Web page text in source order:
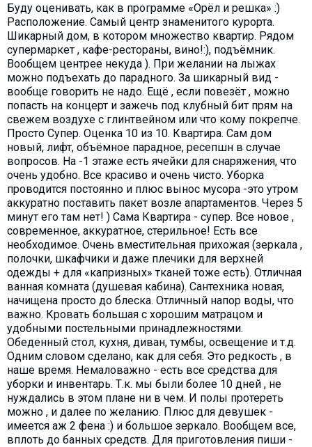
Буду оценивать, как в программе «Орёл и решка» :)
Расположение. Самый центр знаменитого курорта.
Шикарный дом, в котором множество квартир. Рядом
супермаркет , кафе-рестораны, вино!:), подъёмник.
Вообщем центрее некуда ). При желании на лыжах
можно подъехать до парадного. За шикарный вид -
вообще говорить не надо. Ещё , если повезёт , можно
попасть на концерт и зажечь под клубный бит прям на
свежем воздухе с глинтвейном или что кому покрепче.
Просто Супер. Оценка 10 из 10. Квартира. Сам дом
новый, лифт, объёмное парадное, ресепшн в случае
вопросов. На -1 этаже есть ячейки для снаряжения, что
очень удобно. Все красиво и очень чисто. Уборка
проводится постоянно и плюс вынос мусора -это утром
аккуратно поставить пакет возле апартаментов. Через 5
минут его там нет! ) Сама Квартира - супер. Все новое ,
современное, аккуратное, стерильное! Есть все
необходимое. Очень вместительная прихожая (зеркала ,
полочки, шкафчики и даже плечики для верхней
одежды + для «капризных» тканей тоже есть). Отличная
ванная комната (душевая кабина). Сантехника новая,
начищена просто до блеска. Отличный напор воды, что
важно. Кровать большая с хорошим матрацом и
удобными постельными принадлежностями.
Обеденный стол, кухня, диван, тумбы, освещение и т.д.
Одним словом сделано, как для себя. Это редкость , в
наше время. Немаловажно - есть все средства для
уборки и инвентарь. Т.к. мы были более 10 дней , не
нуждались в этом плане ни в чем. И полы протереть
можно , и далее по желанию. Плюс для девушек -
имеется аж 2 фена :) и большое зеркало. Вообщем все,
вплоть до банных средств. Для приготовления пиши -